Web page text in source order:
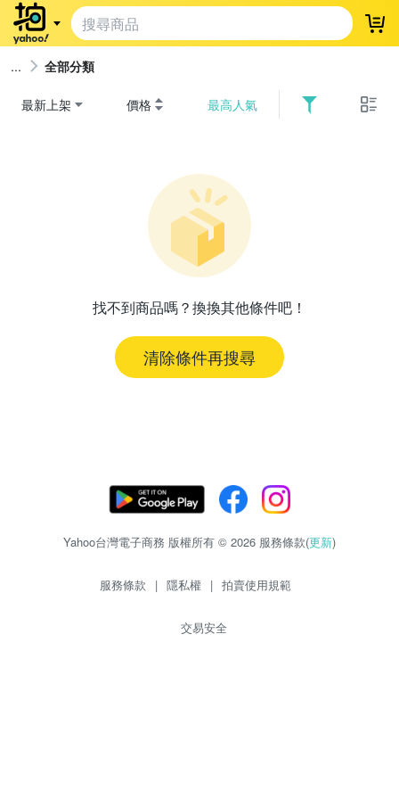
登
全部分類
最新上架 價格 最高人氣
找不到商品嗎？換換其他條件吧！
清除條件再搜尋
Yahoo台灣電子商務 版權所有 © 2026 服務條款(更新)
服務條款 | 隱私權 | 拍賣使用規範
交易安全